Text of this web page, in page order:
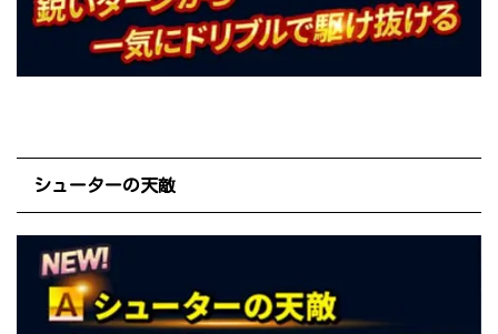
シューターの天敵